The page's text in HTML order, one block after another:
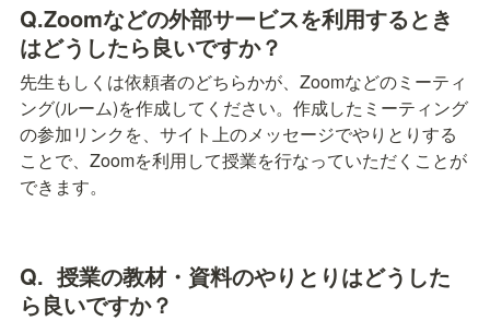
Q.Zoomなどの外部サービスを利用するとき
はどうしたら良いですか？
先生もしくは依頼者のどちらかが、Zoomなどのミーティ
ング(ルーム)を作成してください。作成したミーティング
の参加リンクを、サイト上のメッセージでやりとりする
ことで、Zoomを利用して授業を行なっていただくことが
できます。
Q.  授業の教材・資料のやりとりはどうした
ら良いですか？